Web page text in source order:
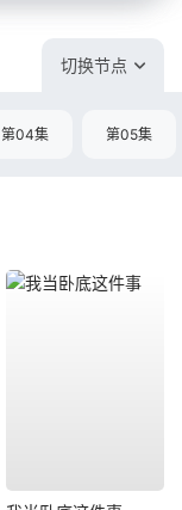
切换节点
第04集 第05集